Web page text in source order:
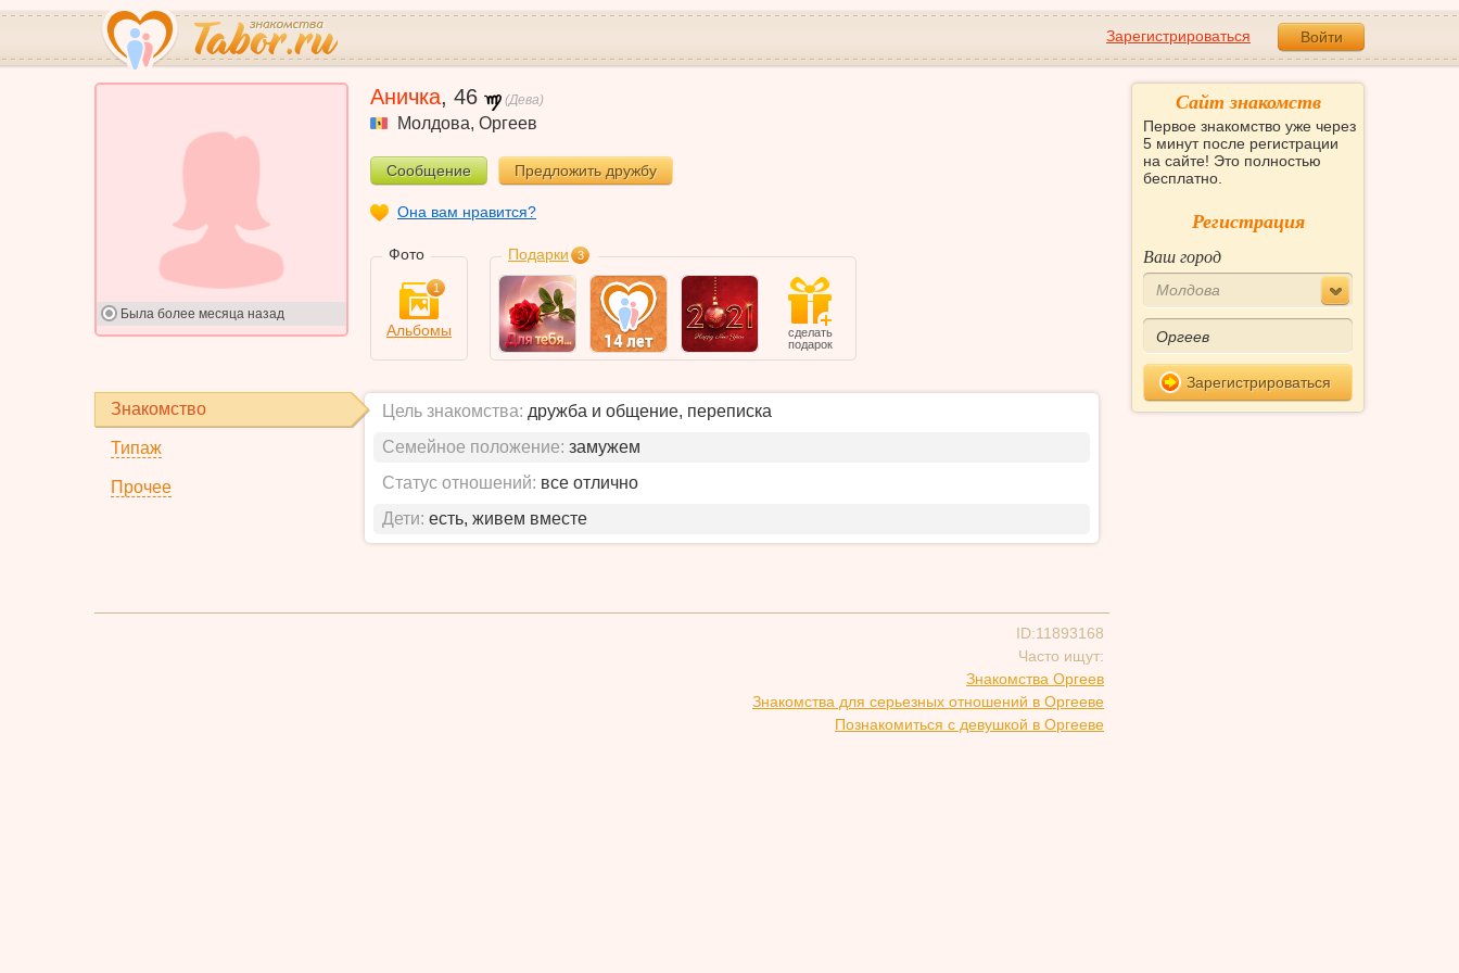
Зарегистрироваться Войти
Была более месяца назад
Аничка, 46 (Дева)
Молдова, Оргеев
Сообщение Предложить дружбу
Она вам нравится?
Фото
1
Альбомы
Подарки 3
сделать
подарок
Знакомство
Типаж
Прочее
Цель знакомства: дружба и общение, переписка
Семейное положение: замужем
Статус отношений: все отлично
Дети: есть, живем вместе
ID:11893168
Часто ищут:
Знакомства Оргеев
Знакомства для серьезных отношений в Оргееве
Познакомиться с девушкой в Оргееве
Сайт знакомств
Первое знакомство уже через
5 минут после регистрации
на сайте! Это полностью
бесплатно.
Регистрация
Ваш город
Молдова
Зарегистрироваться